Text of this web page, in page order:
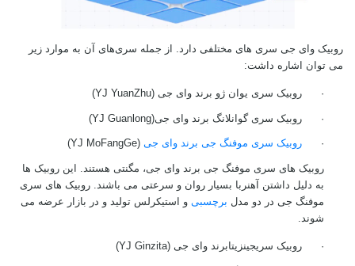
روبیک وای جی سری های مختلفی دارد. از جمله سری‌های آن به موارد زیر
می توان اشاره داشت:
· روبیک سری یوان ژو برند وای جی (YJ YuanZhu
)
· روبیک سری گوانلانگ برند وای جی(
YJ Guanlong
)
· روبیک سری موفنگ جی برند وای جی (
YJ MoFangGe
)
روبیک های سری موفنگ جی برند وای جی، مگنتی هستند. این روبیک ها
به دلیل داشتن آهنربا بسیار روان و سرعتی می باشند. روبیک های سری
موفنگ جی در دو مدل برچسبی و استیکرلس تولید و در بازار عرضه می
شوند.
· روبیک سریجینزیتابرند وای جی (YJ Ginzita
)